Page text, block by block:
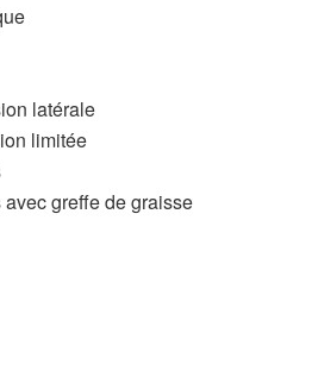
latérale
limitée
greffe de graisse